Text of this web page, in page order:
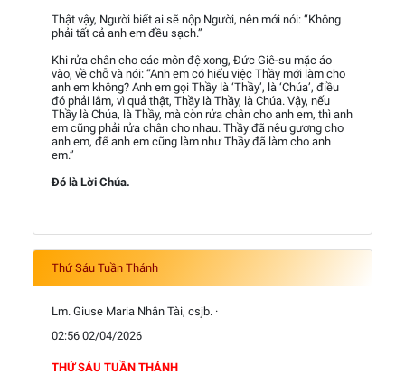
Thật vậy, Người biết ai sẽ nộp Người, nên mới nói: “Không
phải tất cả anh em đều sạch.”
Khi rửa chân cho các môn đệ xong, Đức Giê-su mặc áo
vào, về chỗ và nói: “Anh em có hiểu việc Thầy mới làm cho
anh em không? Anh em gọi Thầy là ‘Thầy’, là ‘Chúa’, điều
đó phải lắm, vì quả thật, Thầy là Thầy, là Chúa. Vậy, nếu
Thầy là Chúa, là Thầy, mà còn rửa chân cho anh em, thì anh
em cũng phải rửa chân cho nhau. Thầy đã nêu gương cho
anh em, để anh em cũng làm như Thầy đã làm cho anh
em.”
Đó là Lời Chúa.
Thứ Sáu Tuần Thánh
Lm. Giuse Maria Nhân Tài, csjb. ·
02:56 02/04/2026
THỨ SÁU TUẦN THÁNH